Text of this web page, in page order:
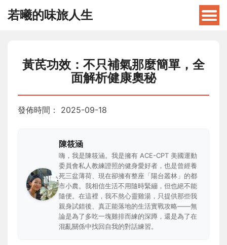
若曦的味旅人生
黃芪功效：不只補氣那麼簡單，全
面解析健康奧秘
發佈時間： 2025-09-18
陳筱涵
嗨，我是陳筱涵。我是擁有 ACE-CPT 美國運動
委員會私人教練證照的健身愛好者，也是曾經養
死三盆薄荷、現在卻擁有整座「陽台叢林」的都
市小農。我相信生活不用隨時緊繃，但也絕不能
隨便。在這裡，我不熬心靈雞湯，只提供那些我
親身試錯後、真正能落地的生活實戰攻略——無
論是為了多吃一塊雞排而練的深蹲，還是為了在
混亂關係中找回自我的對話練習。